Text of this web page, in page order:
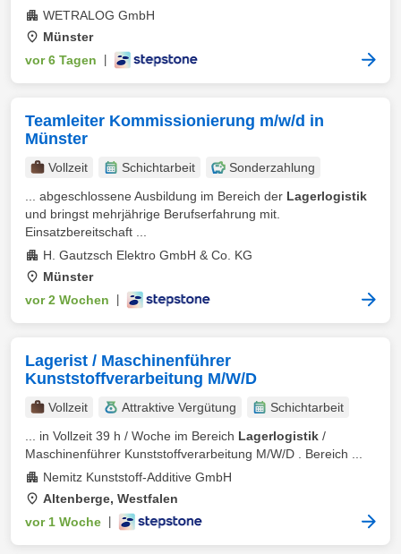
WETRALOG GmbH
Münster
vor 6 Tagen
Teamleiter Kommissionierung m/w/d in
Münster
Vollzeit Schichtarbeit
Sonderzahlung
... abgeschlossene Ausbildung im Bereich der Lagerlogistik
und bringst mehrjährige Berufserfahrung mit.
Einsatzbereitschaft ...
H. Gautzsch Elektro GmbH & Co. KG
Münster
vor 2 Wochen
Lagerist / Maschinenführer
Kunststoffverarbeitung M/W/D
Vollzeit Attraktive Vergütung
Schichtarbeit
... in Vollzeit 39 h / Woche im Bereich Lagerlogistik /
Maschinenführer Kunststoffverarbeitung M/W/D . Bereich ...
Nemitz Kunststoff-Additive GmbH
Altenberge, Westfalen
vor 1 Woche